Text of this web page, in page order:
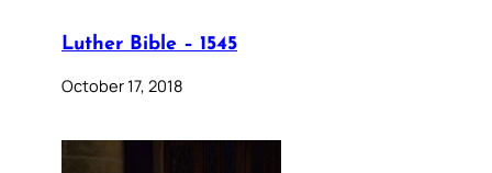
Luther Bible – 1545
October 17, 2018